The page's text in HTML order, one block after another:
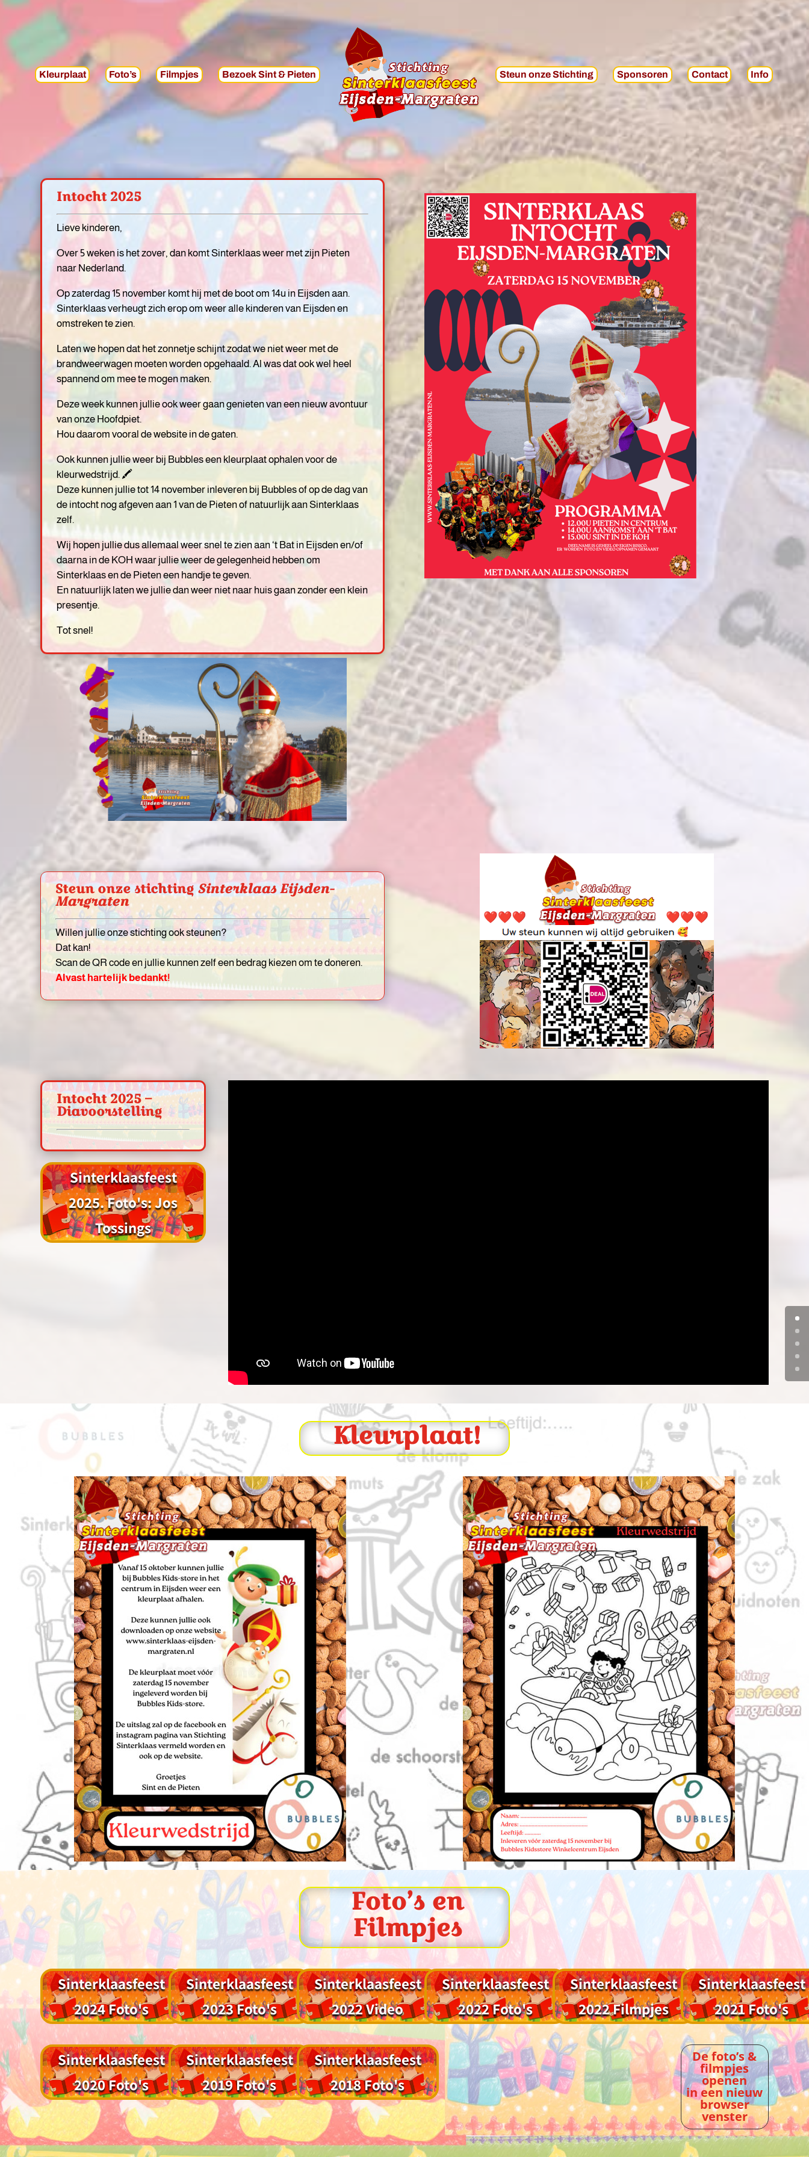
Kleurplaat Foto’s Filmpjes Bezoek Sint & Pieten Steun onze Stichting Sponsoren Contact Info
Intocht 2025
Lieve kinderen,
Over 5 weken is het zover, dan komt Sinterklaas weer met zijn Pieten
naar Nederland.
Op zaterdag 15 november komt hij met de boot om 14u in Eijsden aan.
Sinterklaas verheugt zich erop om weer alle kinderen van Eijsden en
omstreken te zien.
Laten we hopen dat het zonnetje schijnt zodat we niet weer met de
brandweerwagen moeten worden opgehaald. Al was dat ook wel heel
spannend om mee te mogen maken.
Deze week kunnen jullie ook weer gaan genieten van een nieuw avontuur
van onze Hoofdpiet.
Hou daarom vooral de website in de gaten.
Ook kunnen jullie weer bij Bubbles een kleurplaat ophalen voor de
kleurwedstrijd. 🖍️
Deze kunnen jullie tot 14 november inleveren bij Bubbles of op de dag van
de intocht nog afgeven aan 1 van de Pieten of natuurlijk aan Sinterklaas
zelf.
Wij hopen jullie dus allemaal weer snel te zien aan ‘t Bat in Eijsden en/of
daarna in de KOH waar jullie weer de gelegenheid hebben om
Sinterklaas en de Pieten een handje te geven.
En natuurlijk laten we jullie dan weer niet naar huis gaan zonder een klein
presentje.
Tot snel!
Steun onze stichtingSinterklaas Eijsden-
Margraten
Willen jullie onze stichting ook steunen?
Dat kan!
Scan de QR code en jullie kunnen zelf een bedrag kiezen om te doneren.
Alvast hartelijk bedankt!
Intocht 2025 –
Diavoorstelling
Sinterklaasfeest
2025. Foto's: Jos
Tossings
Kleurplaat!
Foto’s en
Filmpjes
Sinterklaasfeest
2024 Foto's
Sinterklaasfeest
2020 Foto's
Sinterklaasfeest
2023 Foto's
Sinterklaasfeest
2019 Foto's
Sinterklaasfeest
2022 Video
Sinterklaasfeest
2018 Foto's
Sinterklaasfeest
2022 Foto's
Sinterklaasfeest
2022 Filmpjes
Sinterklaasfeest
2021 Foto's
De foto’s &
filmpjes
openen
in een nieuw
browser
venster